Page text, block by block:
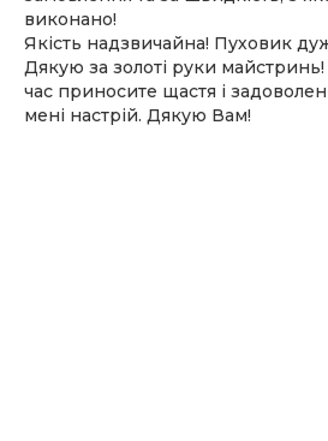
виконано!
Якість надзвичайна! Пуховик
Дякую за золоті руки
час приносите щастя і
мені настрій. Дякую Вам!